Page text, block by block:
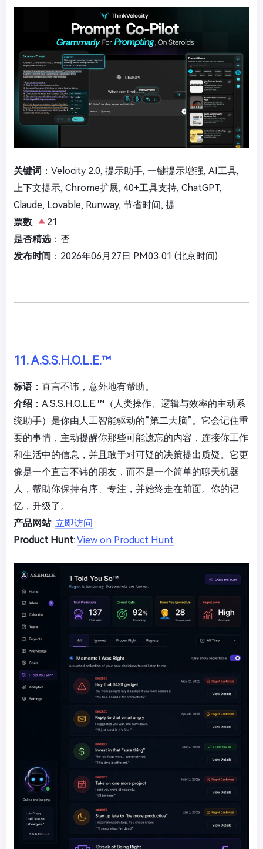
关键词 ：Velocity 2.0, 提示助手, 一键提示增强, AI工具,
上下文提示, Chrome扩展, 40+工具支持, ChatGPT,
Claude, Lovable, Runway, 节省时间, 提
票数:
21
是否精选：否
发布时间 ：2026年06月27日 PM03:01 (北京时间)
11. A.S.S.H.O.L.E.™
标语：直言不讳，意外地有帮助。
介绍 ：A.S.S.H.O.L.E.™（人类操作、逻辑与效率的主动系
统助手）是你由人工智能驱动的“第二大脑”。它会记住重
要的事情，主动提醒你那些可能遗忘的内容，连接你工作
和生活中的信息，并且敢于对可疑的决策提出质疑。它更
像是一个直言不讳的朋友，而不是一个简单的聊天机器
人，帮助你保持有序、专注，并始终走在前面。你的记
忆，升级了。
产品网站: 立即访问
Product Hunt: View on Product Hunt